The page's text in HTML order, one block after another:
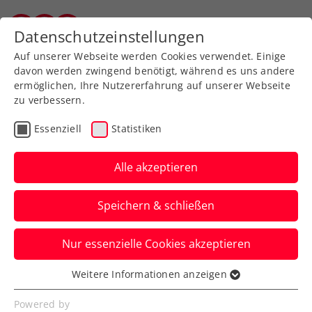
Zurück zur Newsübersicht
ATP
Griekspoor gewinnt Red
Bull BassLine 2025
Dominic Thiem feiert dabei eine
emotionale Rückkehr auf den Centre
Court der Wiener Stadthalle.
Verfasst von: Presseaussendung / Redaktion, 18.10.2025
Datenschutzeinstellungen
Auf unserer Webseite werden Cookies verwendet. Einige
davon werden zwingend benötigt, während es uns andere
ermöglichen, Ihre Nutzererfahrung auf unserer Webseite
zu verbessern.
Essenziell Statistiken
Alle akzeptieren
Speichern & schließen
Nur essenzielle Cookies akzeptieren
Essenziell
Essenzielle Cookies werden für grundlegende
Weitere Informationen anzeigen
Powered by